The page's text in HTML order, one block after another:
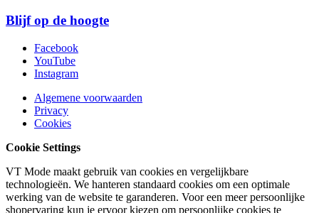
Blijf op de hoogte
Facebook
YouTube
Instagram
Algemene voorwaarden
Privacy
Cookies
Cookie Settings
VT Mode maakt gebruik van cookies en vergelijkbare
technologieën. We hanteren standaard cookies om een optimale
werking van de website te garanderen. Voor een meer persoonlijke
shopervaring kun je ervoor kiezen om persoonlijke cookies te